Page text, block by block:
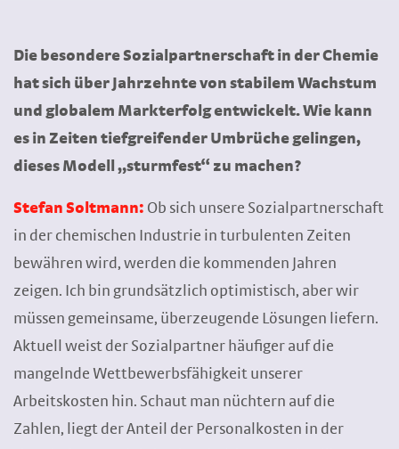
Die besondere Sozialpartnerschaft in der Chemie
hat sich über Jahrzehnte von stabilem Wachstum
und globalem Markterfolg entwickelt. Wie kann
es in Zeiten tiefgreifender Umbrüche gelingen,
dieses Modell „sturmfest“ zu machen?
Stefan Soltmann: Ob sich unsere Sozialpartnerschaft
in der chemischen Industrie in turbulenten Zeiten
bewähren wird, werden die kommenden Jahren
zeigen. Ich bin grundsätzlich optimistisch, aber wir
müssen gemeinsame, überzeugende Lösungen liefern.
Aktuell weist der Sozialpartner häufiger auf die
mangelnde Wettbewerbsfähigkeit unserer
Arbeitskosten hin. Schaut man nüchtern auf die
Zahlen, liegt der Anteil der Personalkosten in der